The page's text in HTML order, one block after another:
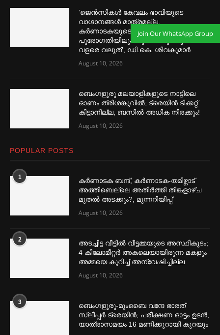
‘ജെൻസികള്‍ കേവലം ഭാവിയുടെ
വാഗ്ദാനങ്ങള്‍ മാത്രമല്ല,
കര്‍ണാടകയുടെ വളര്‍ച്ചയിലും
പുരോഗതിയിലും യുവതലമുറയുടെ പങ്ക്
വളരെ വലുത്’; ഡി.കെ. ശിവകുമാര്‍
August 10, 2026
ബെംഗളൂരു മലയാളികളുടെ നാട്ടിലെ
ഓണം ത്രിശങ്കുവില്‍; ട്രെയിൻ ടിക്കറ്റ്
കിട്ടാനില്ല, ബസില്‍ അധിക നിരക്കും!
August 10, 2026
POPULAR POSTS
1
കര്‍ണാടക ബന്ദ്; കര്‍ണാടക-തമിഴ്നാട്
അത്തിബെല്ലെ അതിര്‍ത്തി തിങ്കളാഴ്ച
മുതല്‍ അടക്കും?, മുന്നറിയിപ്പ്
August 10, 2026
2
അടച്ചിട്ട വീട്ടില്‍ വീട്ടമ്മയുടെ അസ്ഥികൂടം;
4 കിലോമീറ്റര്‍ അകലെയായിരുന്ന മകളും
അമ്മയെ കുറിച്ച്‌ അന്വേഷിച്ചില്ല
August 10, 2026
3
ബെംഗളൂരു-മുംബൈ വന്ദേ ഭാരത്
സ്ലീപ്പര്‍ ട്രെയിൻ; പരീക്ഷണ ഓട്ടം ഉടൻ,
യാത്രാസമയം 16 മണിക്കൂറായി കുറയും
Join Our WhatsApp Group